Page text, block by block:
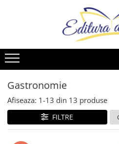
Toate Produsele
Comunicate
Capital
Evenimentul Zilei
Cărți
Artă
Beletristică
Reviste
Comunicate
Cărți
Reviste
Gastronomie
Afiseaza: 1-13 din 13 produse
FILTRE